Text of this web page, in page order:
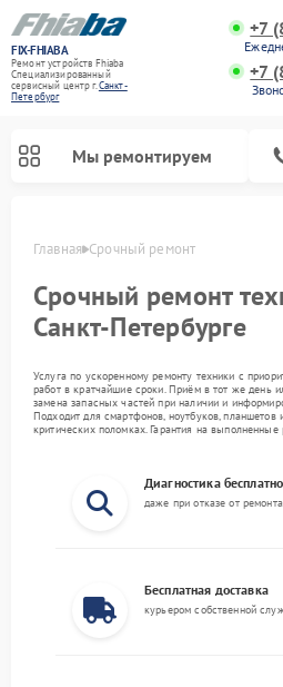
FIX-FHIABA
Ремонт устройств Fhiaba
Специализированный
cервисный центр г.Санкт-
Петербург
+7
+7
Мы ремонтируем
Главная Срочный ремонт
Срочный ремонт
Санкт-Петербурге
Услуга по ускоренному ремонту техники с
работ в кратчайшие сроки. Приём в тот же день
замена запасных частей при наличии и
Подходит для смартфонов, ноутбуков, планшетов
критических поломках. Гарантия на выполненные
Диагностика бесплатно
даже при отказе от ремонта
Бесплатная доставка
курьером собственной